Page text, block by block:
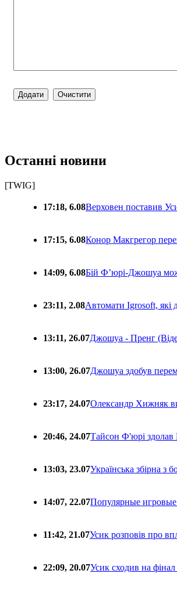
Останні новини
[TWIG]
17:18, 6.08Верховен поставив
17:15, 6.08Конор Макгрегор
14:09, 6.08Бій Ф’юрі-Джошуа
23:11, 2.08Автомати Igrosoft, які
13:11, 26.07Джошуа - Пренг
13:00, 26.07Джошуа здобув
23:17, 24.07Олександр Хижняк
20:46, 24.07Тайсон Ф'юрі здолав
13:03, 23.07Українська збірна з
14:07, 22.07Популярные
11:42, 21.07Усик розповів про
22:09, 20.07Усик сходив на